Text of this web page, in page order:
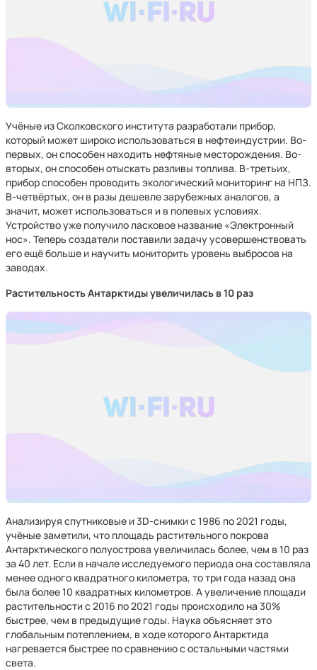
Учёные из Сколковского института разработали прибор,
который может широко использоваться в нефтеиндустрии. Во-
первых, он способен находить нефтяные месторождения. Во-
вторых, он способен отыскать разливы топлива. В-третьих,
прибор способен проводить экологический мониторинг на НПЗ.
В-четвёртых, он в разы дешевле зарубежных аналогов, а
значит, может использоваться и в полевых условиях.
Устройство уже получило ласковое название «Электронный
нос». Теперь создатели поставили задачу усовершенствовать
его ещё больше и научить мониторить уровень выбросов на
заводах.
Растительность Антарктиды увеличилась в 10 раз
Анализируя спутниковые и 3D-снимки с 1986 по 2021 годы,
учёные заметили, что площадь растительного покрова
Антарктического полуострова увеличилась более, чем в 10 раз
за 40 лет. Если в начале исследуемого периода она составляла
менее одного квадратного километра, то три года назад она
была более 10 квадратных километров. А увеличение площади
растительности с 2016 по 2021 годы происходило на 30%
быстрее, чем в предыдущие годы. Наука объясняет это
глобальным потеплением, в ходе которого Антарктида
нагревается быстрее по сравнению с остальными частями
света.